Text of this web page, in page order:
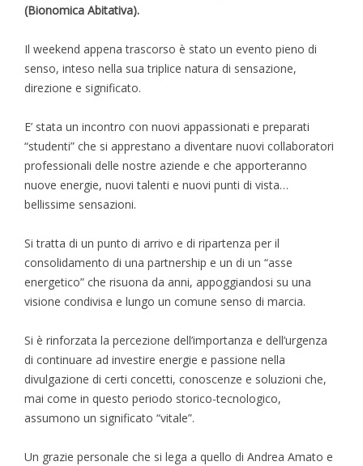
(Bionomica Abitativa).
Il weekend appena trascorso è stato un evento pieno di
senso, inteso nella sua triplice natura di sensazione,
direzione e significato.
E’ stata un incontro con nuovi appassionati e preparati
“studenti” che si apprestano a diventare nuovi collaboratori
professionali delle nostre aziende e che apporteranno
nuove energie, nuovi talenti e nuovi punti di vista…
bellissime sensazioni.
Si tratta di un punto di arrivo e di ripartenza per il
consolidamento di una partnership e un di un “asse
energetico” che risuona da anni, appoggiandosi su una
visione condivisa e lungo un comune senso di marcia.
Si è rinforzata la percezione dell’importanza e dell’urgenza
di continuare ad investire energie e passione nella
divulgazione di certi concetti, conoscenze e soluzioni che,
mai come in questo periodo storico-tecnologico,
assumono un significato “vitale”.
Un grazie personale che si lega a quello di Andrea Amato e